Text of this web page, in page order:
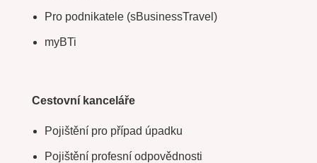
Pro podnikatele (sBusinessTravel)
myBTi
Cestovní kanceláře
Pojištění pro případ úpadku
Pojištění profesní odpovědnosti